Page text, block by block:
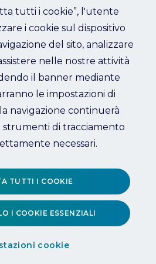
Refresh
tutti i cookie”, l'utente
i cookie sul dispositivo
del sito, analizzare
nelle nostre attività
il banner mediante
le impostazioni di
navigazione continuerà
strumenti di tracciamento
necessari.
cookie
I COOKIE ESSENZIALI
TUTTI I COOKIE